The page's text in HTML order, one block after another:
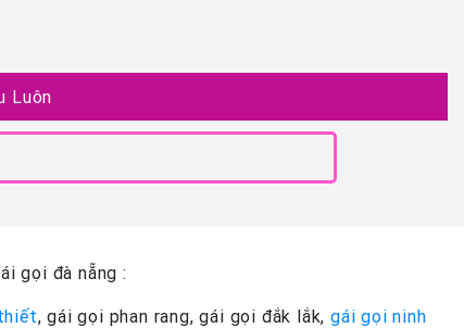
Luôn
gọi đà nẵng :
, gái gọi phan rang, gái gọi đắk lắk, gái gọi ninh